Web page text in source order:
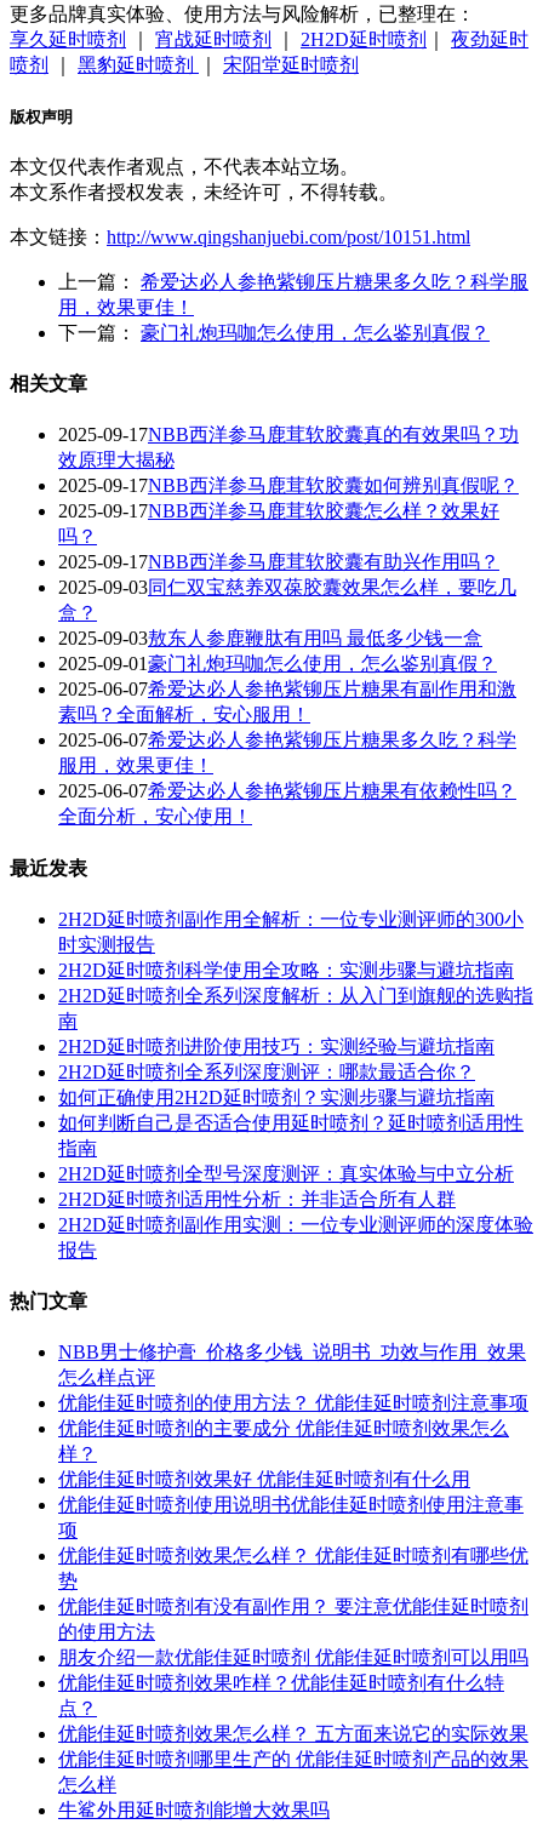
更多品牌真实体验、使用方法与风险解析，已整理在：
享久延时喷剂
宵战延时喷剂 2H2D延时喷剂
夜劲延时
喷剂
黑豹延时喷剂 宋阳堂延时喷剂
版权声明
本文仅代表作者观点，不代表本站立场。
本文系作者授权发表，未经许可，不得转载。
本文链接： http://www.qingshanjuebi.com/post/10151.html
上一篇： 希爱达必人参艳紫铆压片糖果多久吃？科学服
用，效果更佳！
下一篇： 豪门礼炮玛咖怎么使用，怎么鉴别真假？
相关文章
2025-09-17NBB西洋参马鹿茸软胶囊真的有效果吗？功
效原理大揭秘
2025-09-17NBB西洋参马鹿茸软胶囊如何辨别真假呢？
2025-09-17‌NBB西洋参马鹿茸软胶囊怎么样？效果好
吗？‌
2025-09-17NBB西洋参马鹿茸软胶囊有助兴作用吗？
2025-09-03同仁双宝慈养双葆胶囊效果怎么样，要吃几
盒？
2025-09-03敖东人参鹿鞭肽有用吗 最低多少钱一盒
2025-09-01豪门礼炮玛咖怎么使用，怎么鉴别真假？
2025-06-07希爱达必人参艳紫铆压片糖果有副作用和激
素吗？全面解析，安心服用！
2025-06-07希爱达必人参艳紫铆压片糖果多久吃？科学
服用，效果更佳！
2025-06-07希爱达必人参艳紫铆压片糖果有依赖性吗？
全面分析，安心使用！
最近发表
2H2D延时喷剂副作用全解析：一位专业测评师的300小
时实测报告
2H2D延时喷剂科学使用全攻略：实测步骤与避坑指南
2H2D延时喷剂全系列深度解析：从入门到旗舰的选购指
南
2H2D延时喷剂进阶使用技巧：实测经验与避坑指南
2H2D延时喷剂全系列深度测评：哪款最适合你？
如何正确使用2H2D延时喷剂？实测步骤与避坑指南
如何判断自己是否适合使用延时喷剂？延时喷剂适用性
指南
2H2D延时喷剂全型号深度测评：真实体验与中立分析
2H2D延时喷剂适用性分析：并非适合所有人群
2H2D延时喷剂副作用实测：一位专业测评师的深度体验
报告
热门文章
NBB男士修护膏_价格多少钱_说明书_功效与作用_效果
怎么样点评
优能佳延时喷剂的使用方法？ 优能佳延时喷剂注意事项
优能佳延时喷剂的主要成分 优能佳延时喷剂效果怎么
样？
优能佳延时喷剂效果好 优能佳延时喷剂有什么用
优能佳延时喷剂使用说明书优能佳延时喷剂使用注意事
项
优能佳延时喷剂效果怎么样？ 优能佳延时喷剂有哪些优
势
优能佳延时喷剂有没有副作用？ 要注意优能佳延时喷剂
的使用方法
朋友介绍一款优能佳延时喷剂 优能佳延时喷剂可以用吗
优能佳延时喷剂效果咋样？优能佳延时喷剂有什么特
点？
优能佳延时喷剂效果怎么样？ 五方面来说它的实际效果
优能佳延时喷剂哪里生产的 优能佳延时喷剂产品的效果
怎么样
牛鲨外用延时喷剂能增大效果吗